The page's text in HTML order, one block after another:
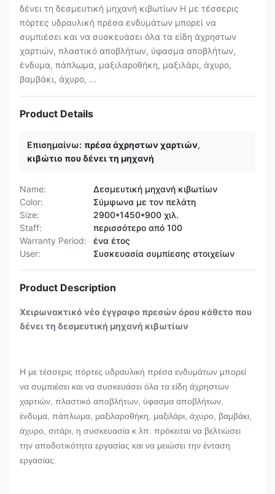
δένει τη δεσμευτική μηχανή κιβωτίων Η με τέσσερις
πόρτες υδραυλική πρέσα ενδυμάτων μπορεί να
συμπιέσει και να συσκευάσει όλα τα είδη άχρηστων
χαρτιών, πλαστικό αποβλήτων, ύφασμα αποβλήτων,
ένδυμα, πάπλωμα, μαξιλαροθήκη, μαξιλάρι, άχυρο,
βαμβάκι, άχυρο, ...
Product Details
Επισημαίνω: πρέσα άχρηστων χαρτιών,
κιβώτιο που δένει τη μηχανή
Name:
Δεσμευτική μηχανή κιβωτίων
Color:
Σύμφωνα με τον πελάτη
Size:
2900*1450*900 χιλ.
Staff:
περισσότερο από 100
Warranty Period:
ένα έτος
User:
Συσκευασία συμπίεσης στοιχείων
Product Description
Χειρωνακτικό νέο έγγραφο πρεσών όρου κάθετο που
δένει τη δεσμευτική μηχανή κιβωτίων
Η με τέσσερις πόρτες υδραυλική πρέσα ενδυμάτων μπορεί
να συμπιέσει και να συσκευάσει όλα τα είδη άχρηστων
χαρτιών, πλαστικό αποβλήτων, ύφασμα αποβλήτων,
ένδυμα, πάπλωμα, μαξιλαροθήκη, μαξιλάρι, άχυρο, βαμβάκι,
άχυρο, σιτάρι, η συσκευασία κ.λπ. πρόκειται να βελτιώσει
την αποδοτικότητα εργασίας και να μειώσει την ένταση
εργασίας.